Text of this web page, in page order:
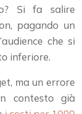
Si fa salire
pagando un
che si
inferiore.
ma un errore
contesto già